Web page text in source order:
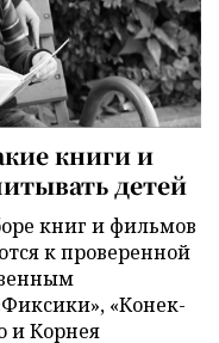
книги и
детей
книг и фильмов
к проверенной
«Конек-
и Корнея